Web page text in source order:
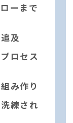
ーまで
及
ロセス
み作り
練され